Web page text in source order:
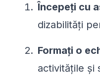
Începeți cu
dizabilități
Formați o
activitățile și